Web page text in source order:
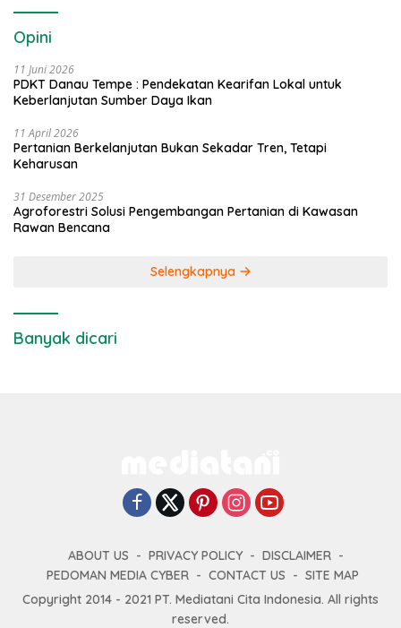
Opini
11 Juni 2026
PDKT Danau Tempe : Pendekatan Kearifan Lokal untuk
Keberlanjutan Sumber Daya Ikan
11 April 2026
Pertanian Berkelanjutan Bukan Sekadar Tren, Tetapi
Keharusan
31 Desember 2025
Agroforestri Solusi Pengembangan Pertanian di Kawasan
Rawan Bencana
Selengkapnya
Banyak dicari
ABOUT US PRIVACY POLICY
DISCLAIMER
PEDOMAN MEDIA CYBER
CONTACT US
SITE MAP
Copyright 2014 - 2021 PT. Mediatani Cita Indonesia. All rights
reserved.